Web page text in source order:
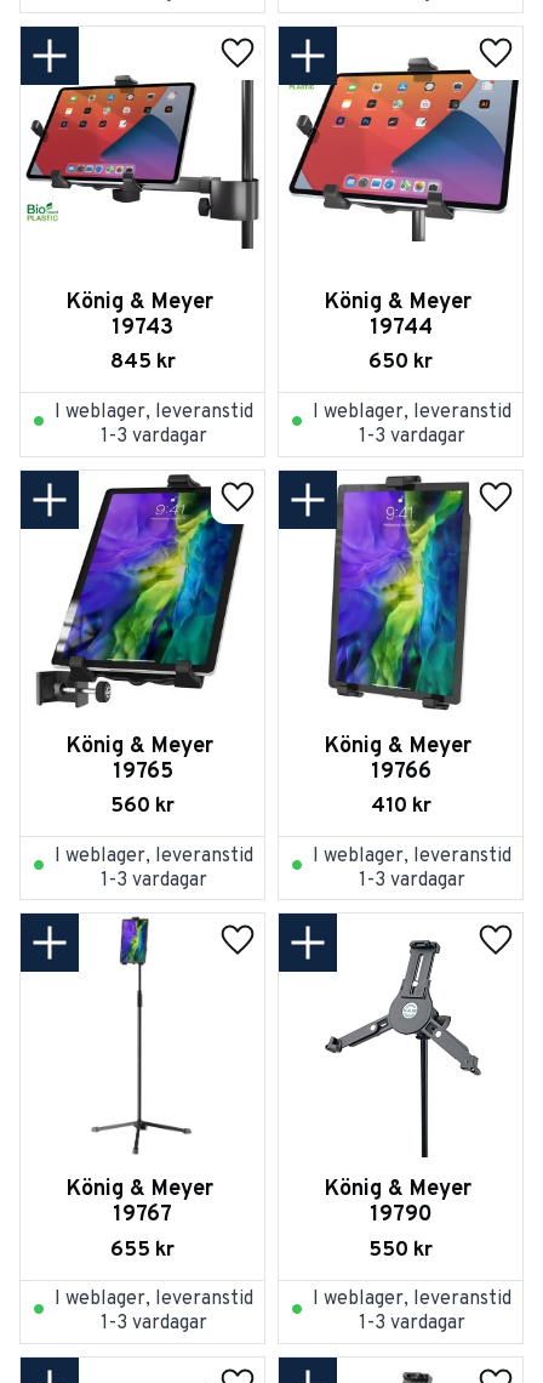
König & Meyer
19743
845 kr
Lägg till i favoriter
I weblager, leveranstid
1-3 vardagar
König & Meyer
19744
650 kr
I weblager, leveranstid
1-3 vardagar
König & Meyer
19765
560 kr
Lägg till i favoriter
I weblager, leveranstid
1-3 vardagar
König & Meyer
19766
410 kr
I weblager, leveranstid
1-3 vardagar
König & Meyer
19767
655 kr
Lägg till i favoriter
I weblager, leveranstid
1-3 vardagar
König & Meyer
19790
550 kr
I weblager, leveranstid
1-3 vardagar